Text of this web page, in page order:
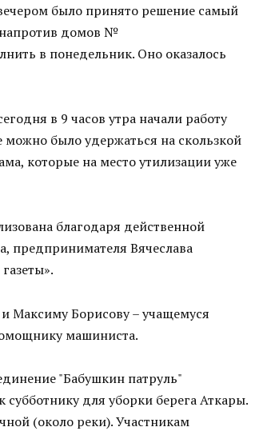
было принято решение самый
напротив домов №
в понедельник. Оно оказалось
в 9 часов утра начали работу
было удержаться на скользкой
которые на место утилизации уже
благодаря действенной
предпринимателя Вячеслава
Максиму Борисову – учащемуся
машиниста.
"Бабушкин патруль"
для уборки берега Аткары.
(около реки). Участникам